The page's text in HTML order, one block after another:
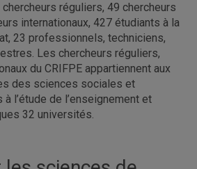
réguliers, 49 chercheurs
internationaux, 427 étudiants à la
23 professionnels, techniciens,
Les chercheurs réguliers,
du CRIFPE appartiennent aux
des sciences sociales et
l’étude de l’enseignement et
32 universités.